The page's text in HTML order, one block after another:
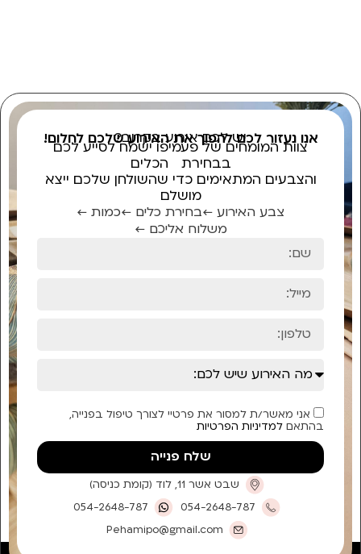
יש לכם אירוע בקרוב?
אנו נעזור לכם להפוך את האירוע שלכם לחלום!
צוות המומחים של פעמיפו ישמח לסייע לכם
בבחירת הכלים
והצבעים המתאימים כדי שהשולחן שלכם ייצא
מושלם
צבע האירוע ←בחירת כלים ←כמות ←
משלוח אליכם ←
אני מאשר/ת למסור את פרטיי לצורך טיפול בפנייה,
בהתאם למדיניות הפרטיות
שלח פנייה
שבט אשר 11, לוד (קומת כניסה)
054-2648-787
054-2648-787
Pehamipo@gmail.com